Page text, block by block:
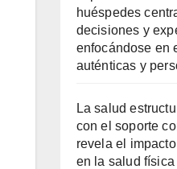
huéspedes
decisiones y
enfocándose en
auténticas y
La salud
con el soporte
revela el
en la salud